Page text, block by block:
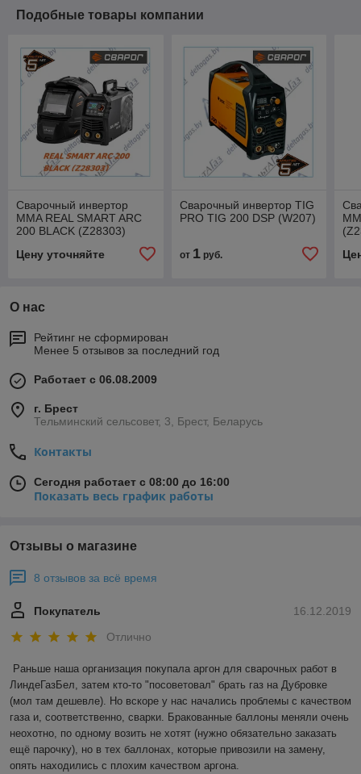
Подобные товары компании
Сварочный инвертор
MMA REAL SMART ARC
200 BLACK (Z28303)
Цену уточняйте
Сварочный инвертор TIG
PRO TIG 200 DSP (W207)
от 1руб.
О нас
Рейтинг не сформирован
Менее 5 отзывов за последний год
Работает с 06.08.2009
г. Брест
Тельминский сельсовет, 3, Брест, Беларусь
Контакты
Сегодня работает с 08:00 до 16:00
Показать весь график работы
Отзывы о магазине
8 отзывов за всё время
16.12.2019
Покупатель
Отлично
Раньше наша организация покупала аргон для сварочных работ в
ЛиндеГазБел, затем кто-то "посоветовал" брать газ на Дубровке
(мол там дешевле). Но вскоре у нас начались проблемы с качеством
газа и, соответственно, сварки. Бракованные баллоны меняли очень
неохотно, по одному возить не хотят (нужно обязательно заказать
ещё парочку), но в тех баллонах, которые привозили на замену,
опять находились с плохим качеством аргона.